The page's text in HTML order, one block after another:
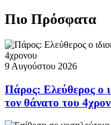
Πιο Πρόσφατα
9 Αυγούστου 2026
Πάρος: Ελεύθερος ο
τον θάνατο του